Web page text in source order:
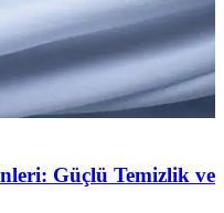
Güçlü Temizlik ve